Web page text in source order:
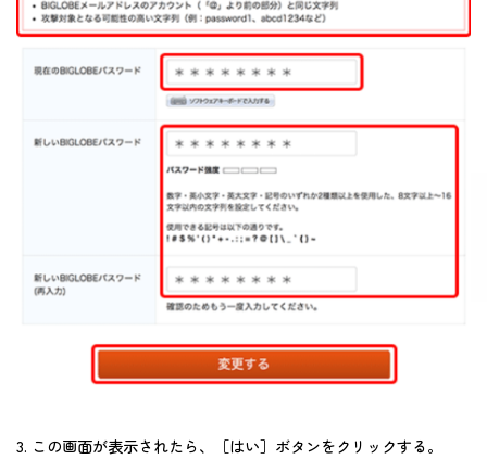
3. この画面が表示されたら、［はい］ボタンをクリックする。